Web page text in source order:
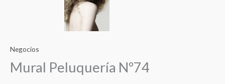
Negocios
Mural Peluquería Nº74